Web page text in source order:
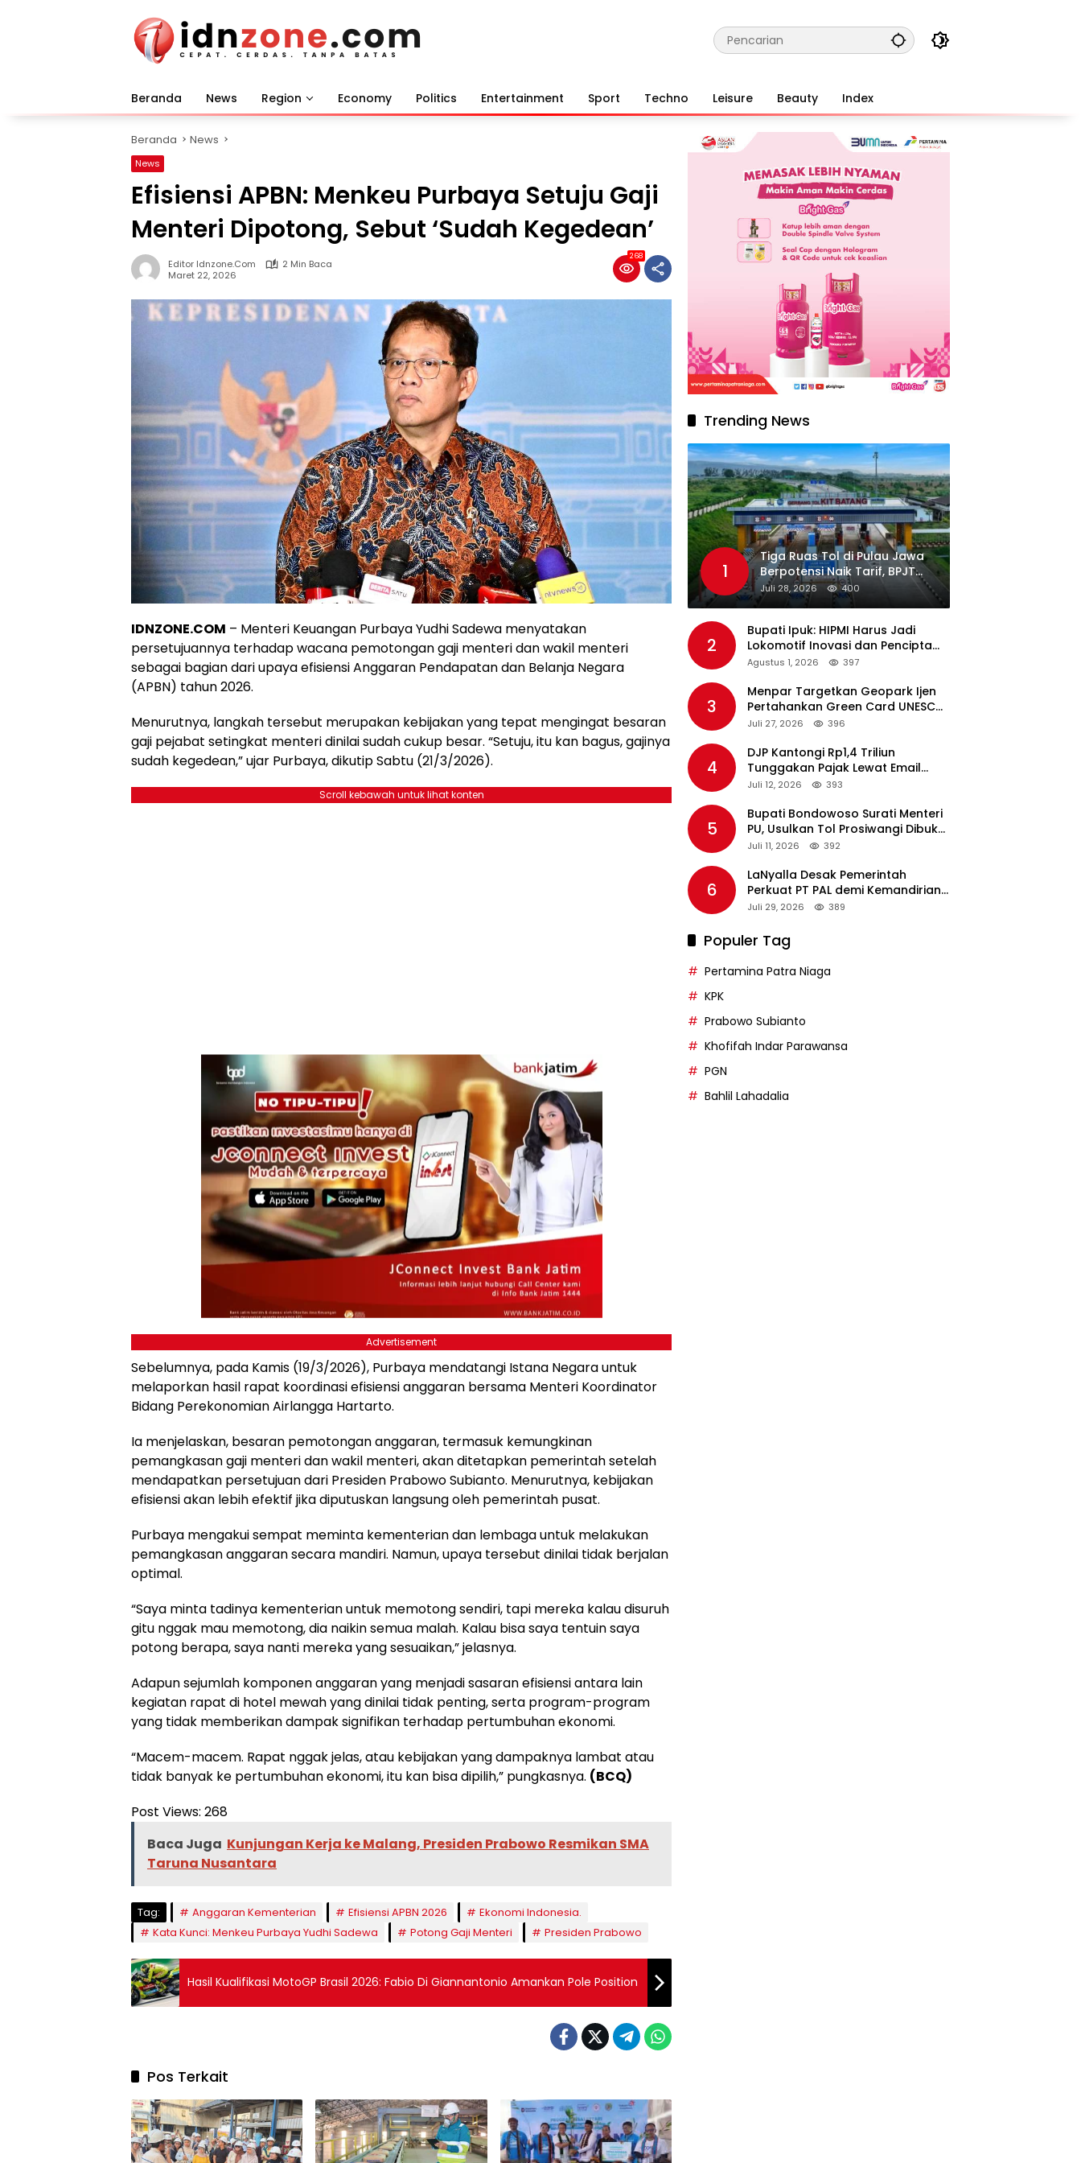
Beranda News Region Economy Politics Entertainment Sport Techno Leisure Beauty Index
Beranda News
News
Efisiensi APBN: Menkeu Purbaya Setuju Gaji
Menteri Dipotong, Sebut ‘Sudah Kegedean’
Editor Idnzone.com
2 Min Baca
Maret 22, 2026
268
IDNZONE.COM – Menteri Keuangan Purbaya Yudhi Sadewa menyatakan
persetujuannya terhadap wacana pemotongan gaji menteri dan wakil menteri
sebagai bagian dari upaya efisiensi Anggaran Pendapatan dan Belanja Negara
(APBN) tahun 2026.
Menurutnya, langkah tersebut merupakan kebijakan yang tepat mengingat besaran
gaji pejabat setingkat menteri dinilai sudah cukup besar. “Setuju, itu kan bagus, gajinya
sudah kegedean,” ujar Purbaya, dikutip Sabtu (21/3/2026).
Scroll kebawah untuk lihat konten
Advertisement
Sebelumnya, pada Kamis (19/3/2026), Purbaya mendatangi Istana Negara untuk
melaporkan hasil rapat koordinasi efisiensi anggaran bersama Menteri Koordinator
Bidang Perekonomian Airlangga Hartarto.
Ia menjelaskan, besaran pemotongan anggaran, termasuk kemungkinan
pemangkasan gaji menteri dan wakil menteri, akan ditetapkan pemerintah setelah
mendapatkan persetujuan dari Presiden Prabowo Subianto. Menurutnya, kebijakan
efisiensi akan lebih efektif jika diputuskan langsung oleh pemerintah pusat.
Purbaya mengakui sempat meminta kementerian dan lembaga untuk melakukan
pemangkasan anggaran secara mandiri. Namun, upaya tersebut dinilai tidak berjalan
optimal.
“Saya minta tadinya kementerian untuk memotong sendiri, tapi mereka kalau disuruh
gitu nggak mau memotong, dia naikin semua malah. Kalau bisa saya tentuin saya
potong berapa, saya nanti mereka yang sesuaikan,” jelasnya.
Adapun sejumlah komponen anggaran yang menjadi sasaran efisiensi antara lain
kegiatan rapat di hotel mewah yang dinilai tidak penting, serta program-program
yang tidak memberikan dampak signifikan terhadap pertumbuhan ekonomi.
“Macem-macem. Rapat nggak jelas, atau kebijakan yang dampaknya lambat atau
tidak banyak ke pertumbuhan ekonomi, itu kan bisa dipilih,” pungkasnya. (BCQ)
Post Views: 268
Baca Juga Kunjungan Kerja ke Malang, Presiden Prabowo Resmikan SMA
Taruna Nusantara
Tag: Anggaran Kementerian Efisiensi APBN 2026
Ekonomi Indonesia.
Kata Kunci: Menkeu Purbaya Yudhi Sadewa
Potong Gaji Menteri Presiden Prabowo
Hasil Kualifikasi MotoGP Brasil 2026: Fabio Di Giannantonio Amankan Pole Position
Pos Terkait
Trending News
1
Tiga Ruas Tol di Pulau Jawa
Berpotensi Naik Tarif, BPJT
Tunggu Hasil Evaluasi
Standar Pelayanan
Juli 28, 2026 400
2
Bupati Ipuk: HIPMI Harus Jadi
Lokomotif Inovasi dan Pencipta
Lapangan Kerja
Agustus 1, 2026 397
3
Menpar Targetkan Geopark Ijen
Pertahankan Green Card UNESCO
pada Revalidasi Agustus 2026
Juli 27, 2026 396
4
DJP Kantongi Rp1,4 Triliun
Tunggakan Pajak Lewat Email
Pengingat, Total Piutang Masih
Juli 12, 2026 393
5
Bupati Bondowoso Surati Menteri
PU, Usulkan Tol Prosiwangi Dibuka
Sementara
Juli 11, 2026 392
6
LaNyalla Desak Pemerintah
Perkuat PT PAL demi Kemandirian
Industri Pertahanan Maritim
Juli 29, 2026 389
Populer Tag
Pertamina Patra Niaga
KPK
Prabowo Subianto
Khofifah Indar Parawansa
PGN
Bahlil Lahadalia